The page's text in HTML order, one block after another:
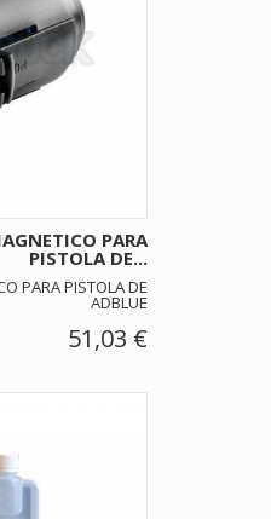
PARA
PISTOLA DE...
PARA PISTOLA DE
ADBLUE
51,03 €